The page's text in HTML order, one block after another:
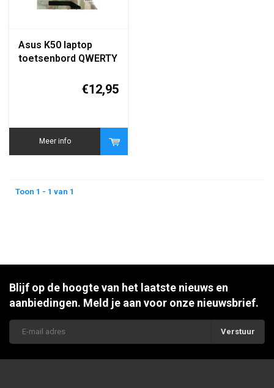
Asus K50 laptop
toetsenbord QWERTY
€12,95
Meer info
Toon 1 - 1 van 1
Blijf op de hoogte van het laatste nieuws en
aanbiedingen. Meld je aan voor onze nieuwsbrief.
Verstuur